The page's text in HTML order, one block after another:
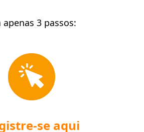
apenas 3 passos:
se aqui